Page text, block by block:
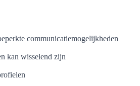
communicatiemogelijkheden
kan wisselend zijn